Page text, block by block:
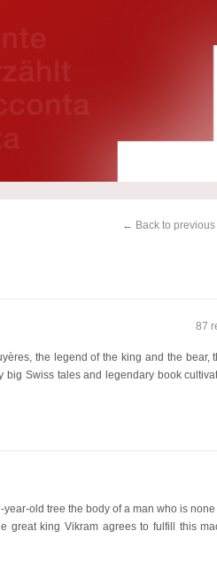
← Back to previous
87
the legend of the king and the bear,
Swiss tales and legendary book
old tree the body of a man who is
great king Vikram agrees to fulfill this